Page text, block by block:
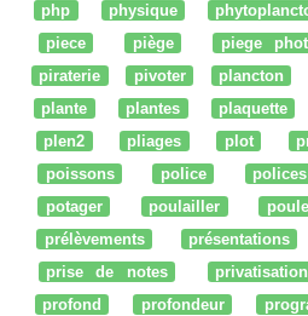
php
physique
piece
piège piege
piraterie
pivoter plancton
plante
plantes plaquette
plen2
pliages plot
poissons
police polices
potager
poulailler poule
prélèvements
présentations
prise de notes
privatisation
profond
profondeur